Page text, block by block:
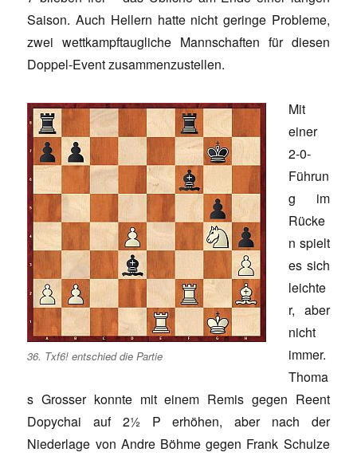
Saison. Auch Hellern hatte nicht geringe Probleme,
zwei wettkampftaugliche Mannschaften für diesen
Doppel-Event zusammenzustellen.
36. Txf6! entschied die Partie
Mit
einer
2-0-
Führun
g im
Rücke
n spielt
es sich
leichte
r, aber
nicht
immer.
Thoma
s Grosser konnte mit einem Remis gegen Reent
Dopychai auf 2½ P erhöhen, aber nach der
Niederlage von Andre Böhme gegen Frank Schulze